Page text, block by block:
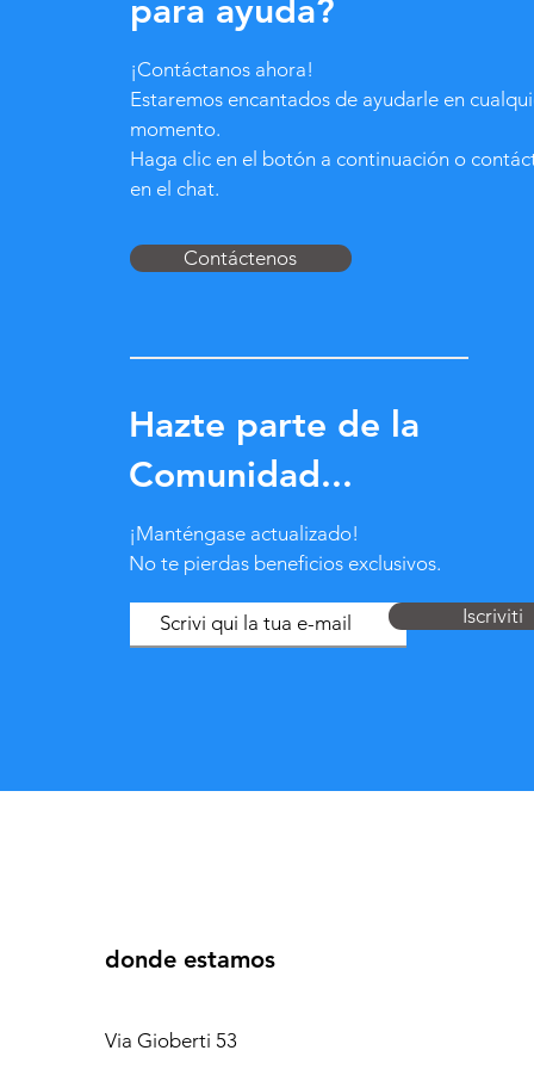
para ayuda?
¡Contáctanos ahora!
Estaremos encantados de ayudarle en
momento.
Haga clic en el botón a continuación o
en el chat.
Contáctenos
Hazte parte de la
Comunidad...
¡Manténgase actualizado!
No te pierdas beneficios exclusivos.
Iscriviti
donde estamos
Via Gioberti 53